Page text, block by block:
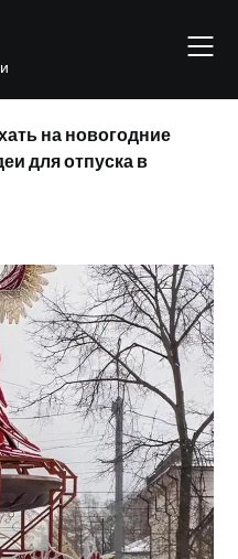
на новогодние
для отпуска в